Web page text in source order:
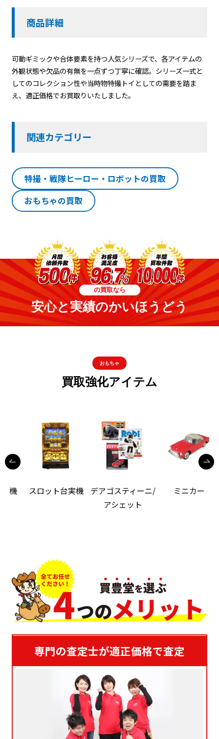
商品詳細
可動ギミックや合体要素を持つ人気シリーズで、各アイテムの
外観状態や欠品の有無を一点ずつ丁寧に確認。シリーズ一式と
してのコレクション性や当時物特撮トイとしての需要を踏ま
え、適正価格でお買取りいたしました。
関連カテゴリー
特撮・戦隊ヒーロー・ロボットの買取
おもちゃの買取
の買取なら
安心と実績のかいほうどう
おもちゃ
買取強化アイテム
スロット台実機 デアゴスティーニ/
アシェット
ミニカー
専門の査定士が適正価格で査定